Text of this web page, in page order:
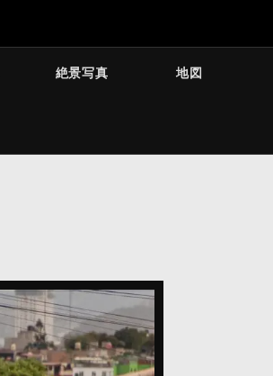
絶景写真 地図